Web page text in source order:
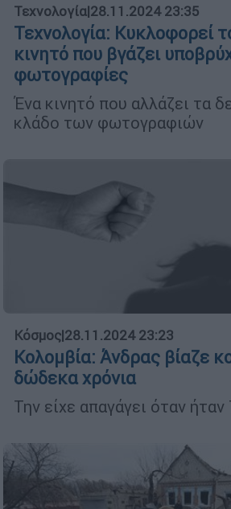
Τεχνολογία|28.11.2024 23:35
Τεχνολογία: Κυκλοφορεί
κινητό που βγάζει
φωτογραφίες
Ένα κινητό που αλλάζει τα
κλάδο των φωτογραφιών
Κόσμος|28.11.2024 23:23
Κολομβία: Άνδρας βίαζε
δώδεκα χρόνια
Την είχε απαγάγει όταν